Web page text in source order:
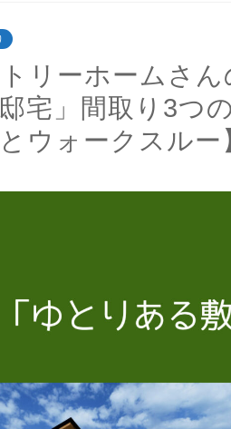
リーホームさ
宅」間取り3つ
ウォークスルー